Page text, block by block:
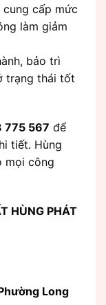
cung cấp mức
làm giảm
bảo trì
trạng thái tốt
775 567 để
tiết. Hùng
mọi công
HÙNG PHÁT
Long